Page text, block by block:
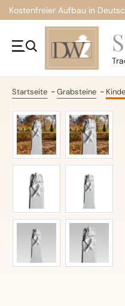
Kostenfreier Aufbau in
Startseite Grabsteine